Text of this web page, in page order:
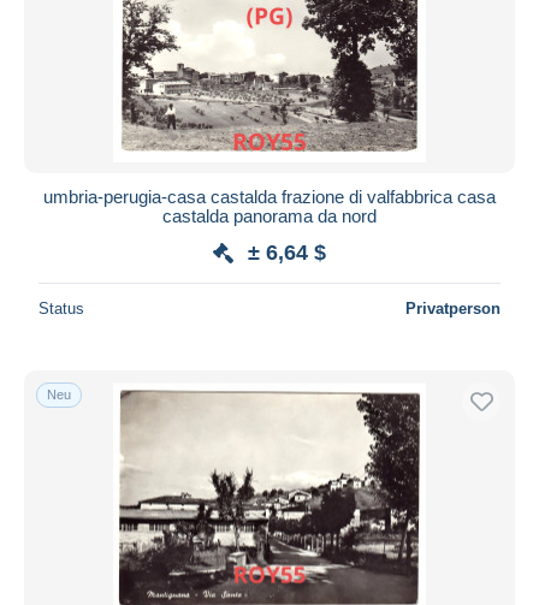
umbria-perugia-casa castalda frazione di valfabbrica casa
castalda panorama da nord
± 6,64 $
Status Privatperson
Neu